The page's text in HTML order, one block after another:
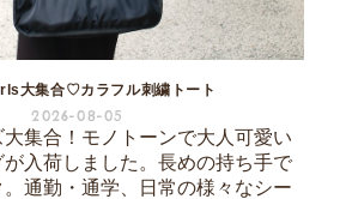
大集合♡カラフル刺繍トート
2026-08-05
集合！モノトーンで大人可愛い
入荷しました。長めの持ち手で
通勤・通学、日常の様々なシー